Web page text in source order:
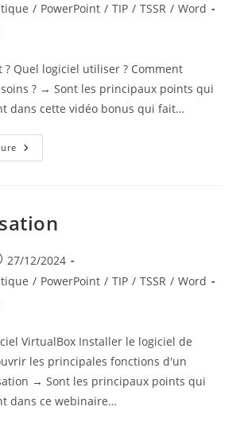
/ PowerPoint / TIP / TSSR / Word
? Quel logiciel utiliser ? Comment
? → Sont les principaux points qui
dans cette vidéo bonus qui fait…
27/12/2024
/ PowerPoint / TIP / TSSR / Word
VirtualBox Installer le logiciel de
les principales fonctions d'un
→ Sont les principaux points qui
dans ce webinaire…